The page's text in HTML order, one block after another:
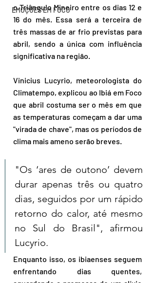
EMOÇÕES EM FOCO
o Triângulo Mineiro entre os dias 12 e
16 do mês. Essa será a terceira de
três massas de ar frio previstas para
abril, sendo a única com influência
significativa na região.
Vinicius Lucyrio, meteorologista do
Climatempo, explicou ao Ibiá em Foco
que abril costuma ser o mês em que
as temperaturas começam a dar uma
"virada de chave", mas os períodos de
clima mais ameno serão breves.
"Os ‘ares de outono’ devem
durar apenas três ou quatro
dias, seguidos por um rápido
retorno do calor, até mesmo
no Sul do Brasil", afirmou
Lucyrio.
Enquanto isso, os ibiaenses seguem
enfrentando dias quentes,